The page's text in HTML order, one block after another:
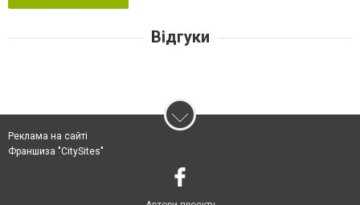
Відгуки
Реклама на сайті
Франшиза "CitySites"